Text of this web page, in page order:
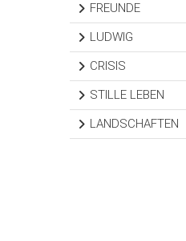
FREUNDE
LUDWIG
CRISIS
STILLE LEBEN
LANDSCHAFTEN